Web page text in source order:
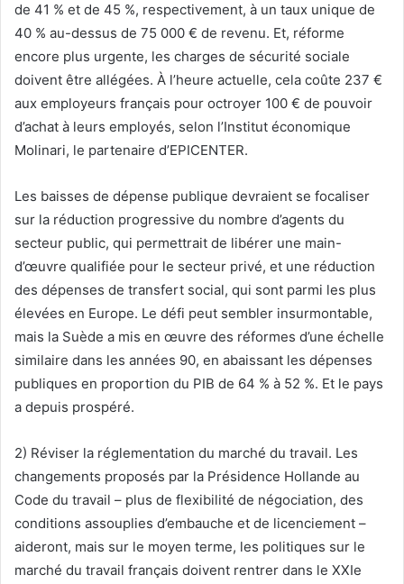
de 41 % et de 45 %, respectivement, à un taux unique de
40 % au-dessus de 75 000 € de revenu. Et, réforme
encore plus urgente, les charges de sécurité sociale
doivent être allégées. À l’heure actuelle, cela coûte 237 €
aux employeurs français pour octroyer 100 € de pouvoir
d’achat à leurs employés, selon l’Institut économique
Molinari, le partenaire d’EPICENTER.
Les baisses de dépense publique devraient se focaliser
sur la réduction progressive du nombre d’agents du
secteur public, qui permettrait de libérer une main-
d’œuvre qualifiée pour le secteur privé, et une réduction
des dépenses de transfert social, qui sont parmi les plus
élevées en Europe. Le défi peut sembler insurmontable,
mais la Suède a mis en œuvre des réformes d’une échelle
similaire dans les années 90, en abaissant les dépenses
publiques en proportion du PIB de 64 % à 52 %. Et le pays
a depuis prospéré.
2) Réviser la réglementation du marché du travail. Les
changements proposés par la Présidence Hollande au
Code du travail – plus de flexibilité de négociation, des
conditions assouplies d’embauche et de licenciement –
aideront, mais sur le moyen terme, les politiques sur le
marché du travail français doivent rentrer dans le XXIe